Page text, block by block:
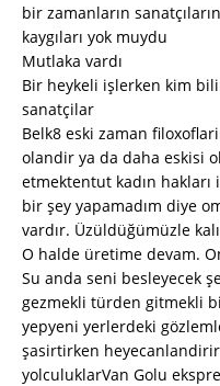
bir zamanların
kaygıları yok muydu
Mutlaka vardı
Bir heykeli işlerken kim
sanatçilar
Belk8 eski zaman
olandir ya da daha eskisi
etmektentut kadın
bir şey yapamadım diye
vardır. Üzüldüğümüzle
O halde üretime devam.
Su anda seni besleyecek
gezmekli türden gitmekli
yepyeni yerlerdeki
şasirtirken
yolculuklarVan Golu